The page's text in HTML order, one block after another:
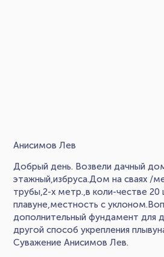
Анисимов Лев
Добрый день. Возвели дачный
этажный,избруса.Дом на сваях /
трубы,2-х метр.,в коли-честве
плавуне,местность с
дополнительный фундамент для
другой способ укрепления
Суважение Анисимов Лев.